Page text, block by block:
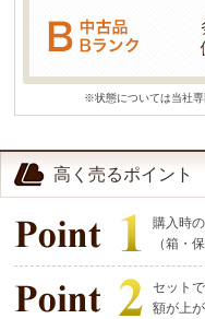
※状態については当社専
高く売るポイント
購入時
（箱・
セット
額が上が